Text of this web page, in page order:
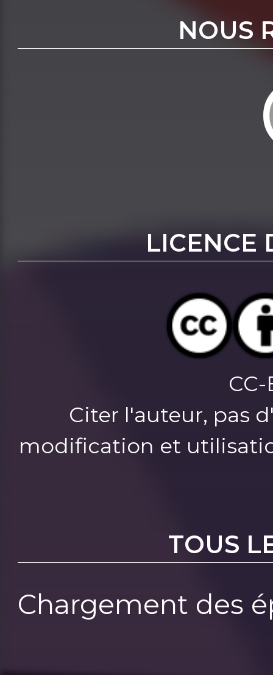
NOUS
LICENCE
CC-
Citer l'auteur, pas
modification et
TOUS
Chargement des